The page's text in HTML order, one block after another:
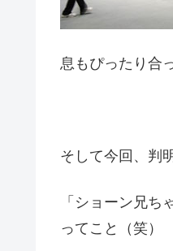
息もぴったり合
そして今回、判
「ショーン兄ち
ってこと（笑）